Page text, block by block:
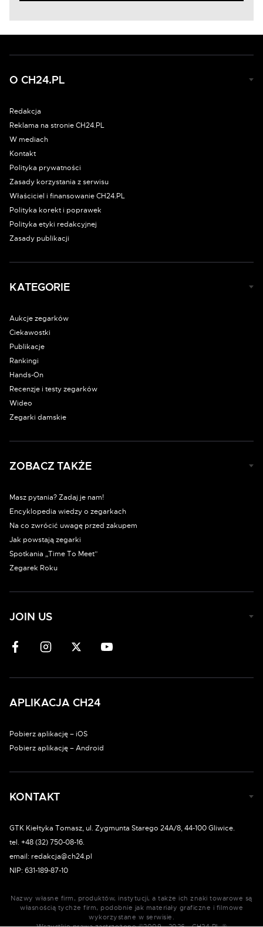
O CH24.PL
Redakcja
Reklama na stronie CH24.PL
W mediach
Kontakt
Polityka prywatności
Zasady korzystania z serwisu
Właściciel i finansowanie CH24.PL
Polityka korekt i poprawek
Polityka etyki redakcyjnej
Zasady publikacji
KATEGORIE
Aukcje zegarków
Ciekawostki
Publikacje
Rankingi
Hands-On
Recenzje i testy zegarków
Wideo
Zegarki damskie
ZOBACZ TAKŻE
Masz pytania? Zadaj je nam!
Encyklopedia wiedzy o zegarkach
Na co zwrócić uwagę przed zakupem
Jak powstają zegarki
Spotkania „Time To Meet”
Zegarek Roku
JOIN US
APLIKACJA CH24
Pobierz aplikację – iOS
Pobierz aplikację – Android
KONTAKT
GTK Kiełtyka Tomasz, ul. Zygmunta Starego 24A/8, 44-100 Gliwice.
tel. +48 (32) 750-08-16.
email: redakcja@ch24.pl
NIP: 631-189-87-10
Nazwy własne firm, produktów, instytucji, a także ich znaki towarowe są
własnością tychże firm, podobnie jak materiały graficzne i filmowe
wykorzystane w serwisie.